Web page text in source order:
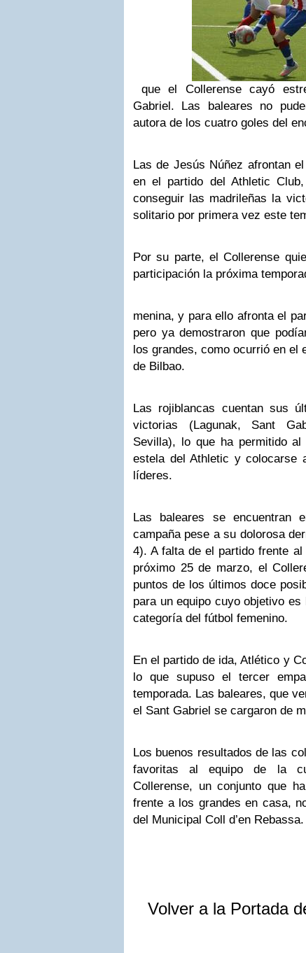
que el Collerense cayó
Gabriel. Las baleares no
autora de los cuatro goles del
Las de Jesús Núñez afrontan
en el partido del Athletic
conseguir las madrileñas la
solitario por primera vez este
Por su parte, el Collerense
participación la próxima
menina, y para ello afronta el
pero ya demostraron que
los grandes, como ocurrió en el
de Bilbao.
Las rojiblancas cuentan sus
victorias (Lagunak, Sant
Sevilla), lo que ha permitido
estela del Athletic y colocarse
líderes.
Las baleares se encuentran
campaña pese a su dolorosa
4). A falta de el partido frente
próximo 25 de marzo, el
puntos de los últimos doce
para un equipo cuyo objetivo
categoría del fútbol femenino.
En el partido de ida, Atlético y
lo que supuso el tercer
temporada. Las baleares, que
el Sant Gabriel se cargaron de
Los buenos resultados de las
favoritas al equipo de la
Collerense, un conjunto que
frente a los grandes en casa,
del Municipal Coll d’en Rebassa.
Volver a la Portada